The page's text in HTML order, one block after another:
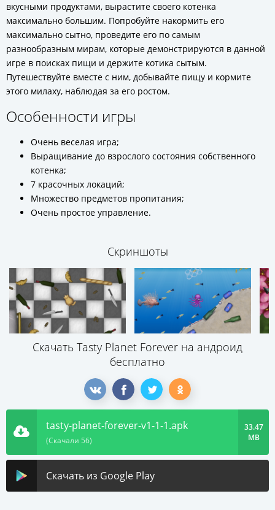
вкусными продуктами, вырастите своего котенка
максимально большим. Попробуйте накормить его
максимально сытно, проведите его по самым
разнообразным мирам, которые демонстрируются в данной
игре в поисках пищи и держите котика сытым.
Путешествуйте вместе с ним, добывайте пищу и кормите
этого милаху, наблюдая за его ростом.
Особенности игры
Очень веселая игра;
Выращивание до взрослого состояния собственного
котенка;
7 красочных локаций;
Множество предметов пропитания;
Очень простое управление.
Скриншоты
Скачать Tasty Planet Forever на андроид
бесплатно
tasty-planet-forever-v1-1-1.apk
(Скачали 56)
33.47
MB
Скачать из Google Play